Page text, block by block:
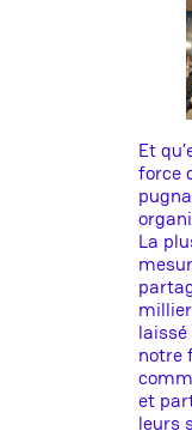
Et
force
La
notre
et
leurs